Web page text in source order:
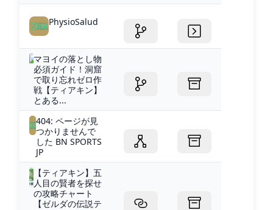
PhysioSalud
マヨイの落とし物
必須ガイド！洞窟
で取り忘れゼロ作
戦【ティアキン】
とある...
404: ページが見
つかりませんで
した BN SPORTS
JP
【ティアキン】五
人目の賢者を探せ
の攻略チャート
【ゼルダの伝説テ